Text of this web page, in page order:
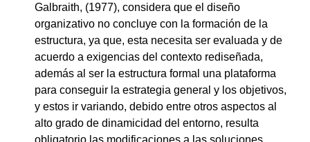
Galbraith, (1977), considera que el diseño
organizativo no concluye con la formación de la
estructura, ya que, esta necesita ser evaluada y de
acuerdo a exigencias del contexto rediseñada,
además al ser la estructura formal una plataforma
para conseguir la estrategia general y los objetivos,
y estos ir variando, debido entre otros aspectos al
alto grado de dinamicidad del entorno, resulta
obligatorio las modificaciones a las soluciones